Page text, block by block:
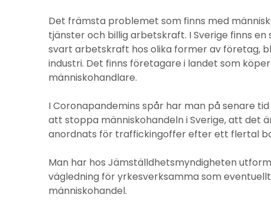
Det främsta problemet som finns med
tjänster och billig arbetskraft. I Sverige finns
svart arbetskraft hos olika former av företag,
industri. Det finns företagare i landet som
människohandlare.
I Coronapandemins spår har man på senare
att stoppa människohandeln i Sverige, att det
anordnats för traffickingoffer efter ett flertal
Man har hos Jämställdhetsmyndigheten
vägledning för yrkesverksamma som
människohandel.